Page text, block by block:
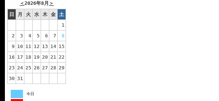
＜2026年8月 ＞
日 月 火 水 木 金
土
1
2
3 4 5 6 7
8
9 10 11 12 13 14 15
16 17 18 19 20 21
22
23 24 25 26 27 28 29
30 31
今日